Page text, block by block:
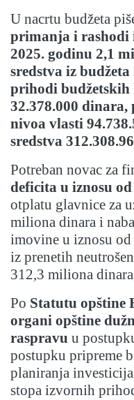
U nacrtu budžeta
primanja i rashodi
2025. godinu 2,1
sredstva iz budžeta
prihodi
32.378.000 dinara,
nivoa vlasti
sredstva
Potreban novac za
deficita u iznosu
otplatu glavnice za
miliona dinara i
imovine u iznosu od
iz prenetih
312,3 miliona
Po Statutu opštine
organi opštine
raspravu u
postupku pripreme
planiranja
stopa izvornih